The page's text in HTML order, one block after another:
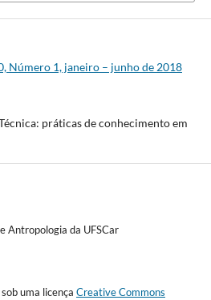
Número 1, janeiro – junho de 2018
práticas de conhecimento em
Antropologia da UFSCar
uma licença Creative Commons